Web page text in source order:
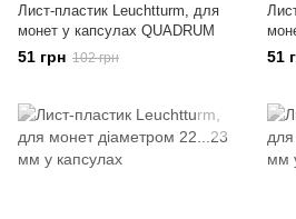
Лист-пластик Leuchtturm, для
монет у капсулах QUADRUM
51 грн 102 грн 51